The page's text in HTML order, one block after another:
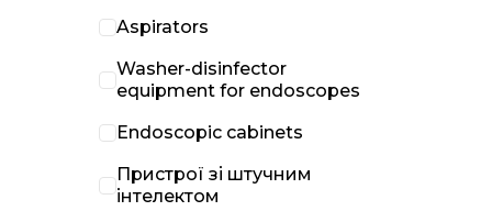
Aspirators
Washer-disinfector
equipment for endoscopes
Endoscopic cabinets
Пристрої зі штучним
інтелектом